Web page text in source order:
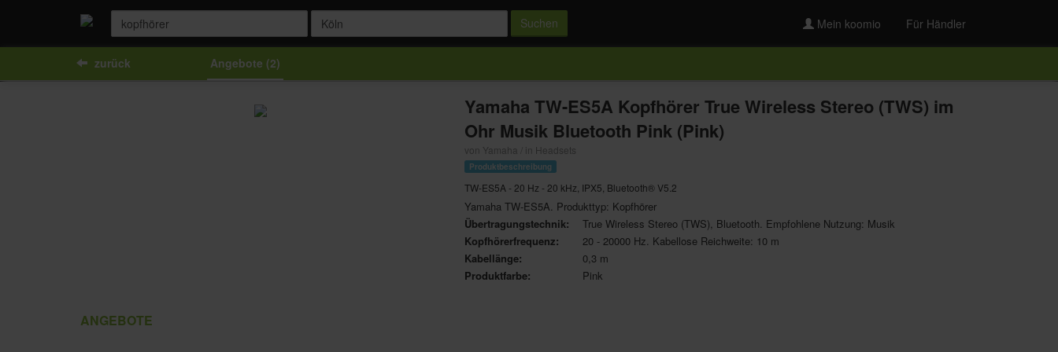
Suchen Mein koomio Für Händler
zurück Angebote (2)
Yamaha TW-ES5A Kopfhörer True Wireless Stereo (TWS) im
Ohr Musik Bluetooth Pink (Pink)
von Yamaha / in Headsets
Produktbeschreibung
TW-ES5A - 20 Hz - 20 kHz, IPX5, Bluetooth® V5.2
Yamaha TW-ES5A. Produkttyp: Kopfhörer
Übertragungstechnik:
True Wireless Stereo (TWS), Bluetooth. Empfohlene Nutzung: Musik
Kopfhörerfrequenz:
20 - 20000 Hz. Kabellose Reichweite: 10 m
Kabellänge:
0,3 m
Produktfarbe:
Pink
ANGEBOTE